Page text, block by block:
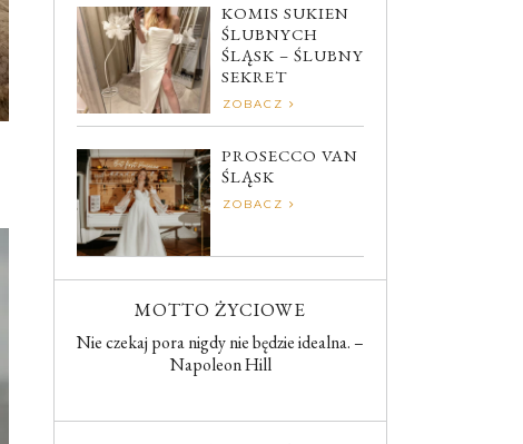
KOMIS SUKIEN
ŚLUBNYCH
ŚLĄSK – ŚLUBNY
SEKRET
ZOBACZ
PROSECCO VAN
ŚLĄSK
ZOBACZ
MOTTO ŻYCIOWE
Nie czekaj pora nigdy nie będzie idealna. –
Napoleon Hill